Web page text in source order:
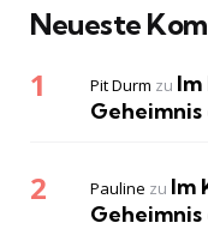
Neueste
Pit Durm zu Im
Pauline zu Im